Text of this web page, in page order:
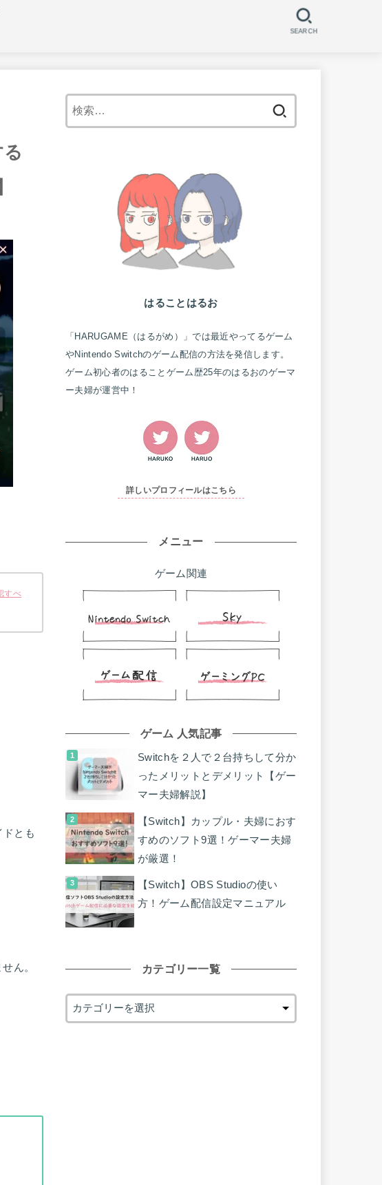
SEARCH
すべ
ドとも
ん。
はることはるお
「HARUGAME（はるがめ）」では最近やってるゲーム
やNintendo Switchのゲーム配信の方法を発信します。
ゲーム初心者のはることゲーム歴25年のはるおのゲーマ
ー夫婦が運営中！
詳しいプロフィールはこちら
メニュー
ゲーム関連
ゲーム 人気記事
Switchを２人で２台持ちして分か
ったメリットとデメリット【ゲー
マー夫婦解説】
【Switch】カップル・夫婦におす
すめのソフト9選！ゲーマー夫婦
が厳選！
【Switch】OBS Studioの使い
方！ゲーム配信設定マニュアル
カテゴリー一覧